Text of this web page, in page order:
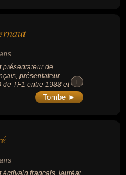
présentateur de
présentateur
TF1 entre 1988 et
territoires de France sur
Présentateur sur TF1
+
+
Tombe ►
ans
écrivain français, lauréat